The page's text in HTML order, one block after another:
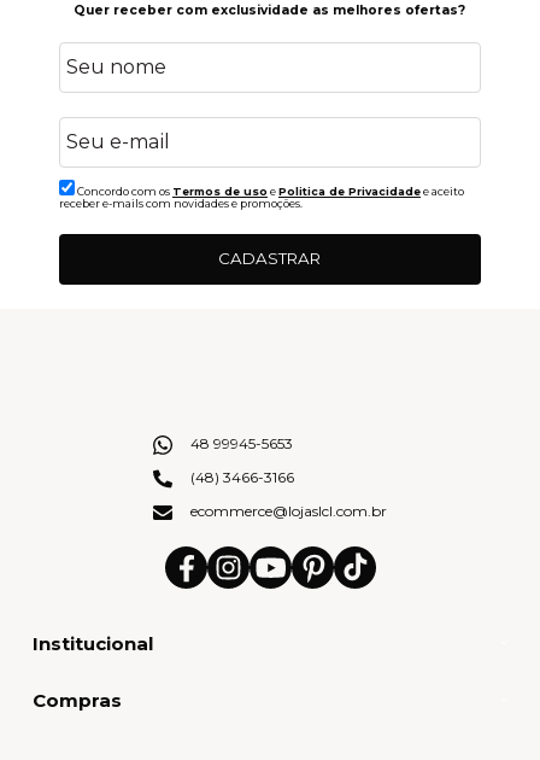
Quer receber com exclusividade as melhores ofertas?
Concordo com os Termos de uso ePolitica de Privacidadee aceito
receber e-mails com novidades e promoções.
CADASTRAR
Institucional
Compras
48 99945-5653
(48) 3466-3166
ecommerce@lojaslcl.com.br